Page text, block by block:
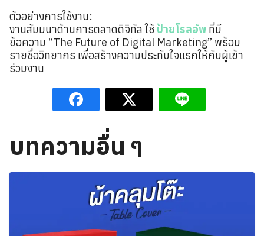
ตัวอย่างการใช้งาน:
งานสัมมนาด้านการตลาดดิจิทัล ใช้ป้ายโรลอัพ ที่มี
ข้อความ “The Future of Digital Marketing” พร้อม
รายชื่อวิทยากร เพื่อสร้างความประทับใจแรกให้กับผู้เข้า
ร่วมงาน
บทความอื่น ๆ